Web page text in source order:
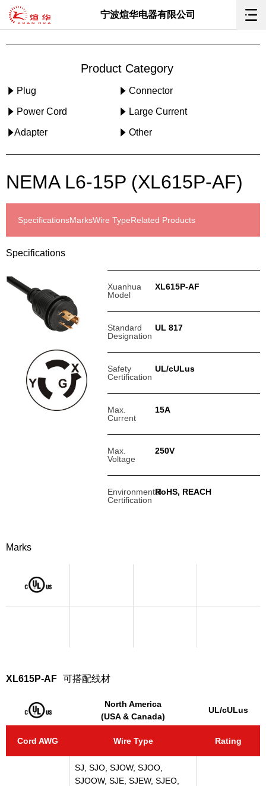
宁波煊华电器有限公司
Product Category
Plug Connector
Power Cord Large Current
Adapter Other
NEMA L6-15P (XL615P-AF)
SpecificationsMarksWire TypeRelated Products
Specifications
Xuanhua
Model
XL615P-AF
Standard
Designation
UL 817
Safety
Certification
UL/cULus
Max.
Current
15A
Max.
Voltage
250V
Environmental
Certification
RoHS, REACH
Marks
XL615P-AF 可搭配线材
North America
(USA & Canada)
UL/cULus
Cord AWG Wire Type Rating
SJ, SJO, SJOW, SJOO,
SJOOW, SJE, SJEW, SJEO,